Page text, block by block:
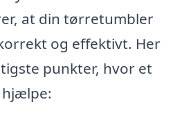
at din tørretumbler
og effektivt. Her
punkter, hvor et